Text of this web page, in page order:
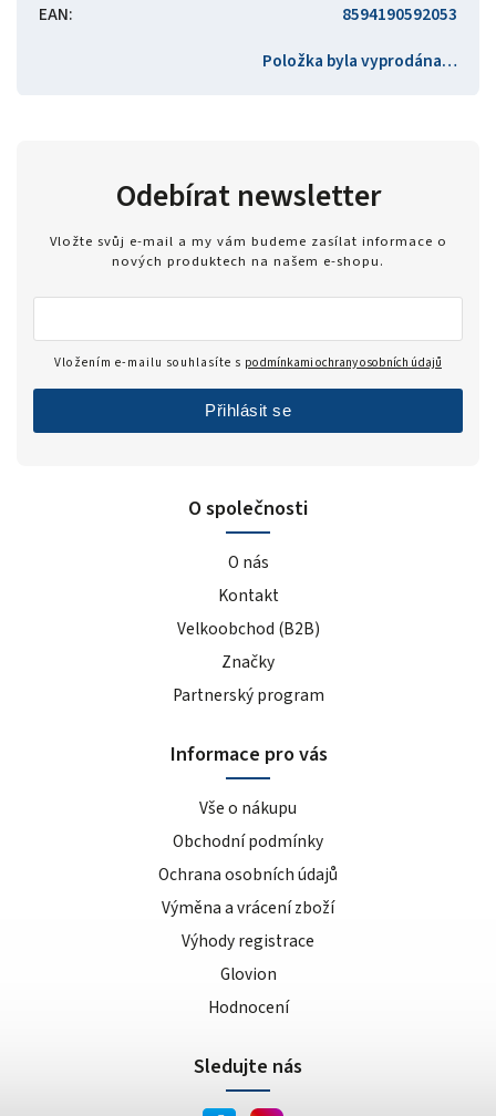
EAN:
8594190592053
Položka byla vyprodána…
O společnosti
O nás
Kontakt
Velkoobchod (B2B)
Značky
Partnerský program
Informace pro vás
Vše o nákupu
Obchodní podmínky
Ochrana osobních údajů
Výměna a vrácení zboží
Výhody registrace
Glovion
Hodnocení
Odebírat newsletter
Vložte svůj e-mail a my vám budeme zasílat informace o
nových produktech na našem e-shopu.
Vložením e-mailu souhlasíte s podmínkami ochrany osobních údajů
Přihlásit se
Sledujte nás